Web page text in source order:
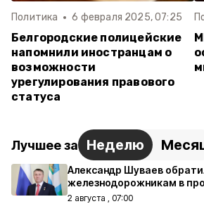
Политика 6 февраля 2025, 07:25
Белгородские полицейские
напомнили иностранцам о
возможности
урегулирования правового
статуса
Лучшее за Неделю
Александр Шуваев
железнодорожникам в
2 августа , 07:00